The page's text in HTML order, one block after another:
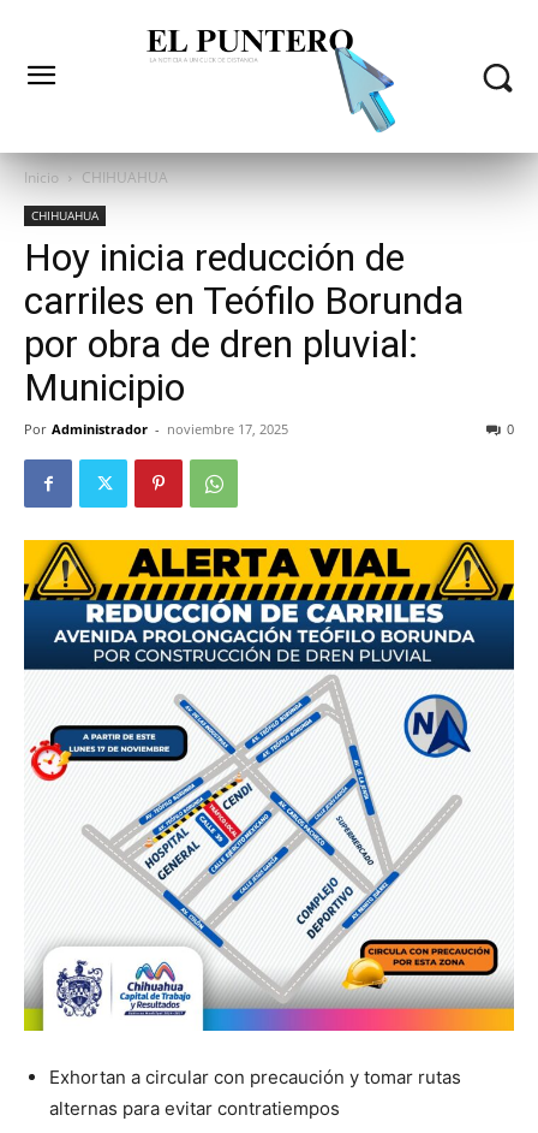
Inicio CHIHUAHUA
CHIHUAHUA
Hoy inicia reducción de
carriles en Teófilo Borunda
por obra de dren pluvial:
Municipio
Por Administrador - noviembre 17, 2025 0
Exhortan a circular con precaución y tomar rutas
alternas para evitar contratiempos